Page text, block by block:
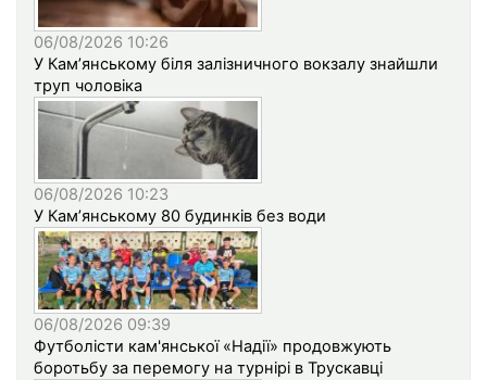
06/08/2026 10:26
У Кам’янському біля залізничного вокзалу знайшли
труп чоловіка
06/08/2026 10:23
У Кам’янському 80 будинків без води
06/08/2026 09:39
Футболісти кам'янської «Надії» продовжують
боротьбу за перемогу на турнірі в Трускавці